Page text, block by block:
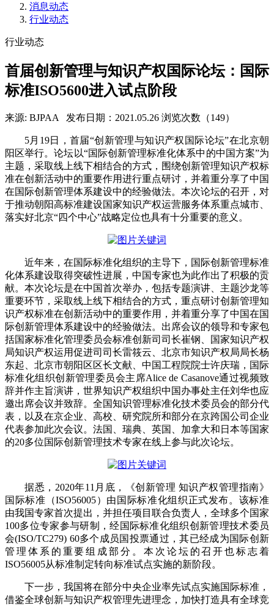
消息动态
行业动态
行业动态
首届创新管理与知识产权国际论坛：国际
标准ISO5600进入试点阶段
来源: BJPAA 发布日期：2021.05.26 浏览次数（149）
5月19日，首届“创新管理与知识产权国际论坛”在北京朝
阳区举行。论坛以“国际创新管理标准化体系中的中国方案”为
主题，采取线上线下相结合的方式，围绕创新管理知识产权标
准在创新活动中的重要作用进行重点研讨，并着重分享了中国
在国际创新管理体系建设中的经验做法。本次论坛的召开，对
于推动朝阳高标准建设国家知识产权运营服务体系重点城市、
落实好北京“四个中心”战略定位也具有十分重要的意义。
近年来，在国际标准化组织的主导下，国际创新管理标准
化体系建设取得突破性进展，中国专家也为此作出了积极的贡
献。本次论坛是在中国首次举办，包括专题演讲、主题沙龙等
重要环节，采取线上线下相结合的方式，重点研讨创新管理知
识产权标准在创新活动中的重要作用，并着重分享了中国在国
际创新管理体系建设中的经验做法。出席会议的领导和专家包
括国家标准化管理委员会标准创新司司长崔钢、国家知识产权
局知识产权运用促进司司长雷筱云、北京市知识产权局局长杨
东起、北京市朝阳区区长文献、中国工程院院士许庆瑞，国际
标准化组织创新管理委员会主席Alice de Casanove通过视频致
辞并作主旨演讲，世界知识产权组织中国办事处主任刘华也应
邀出席会议并致辞。全国知识管理标准化技术委员会的部分代
表，以及在京企业、高校、研究院所和部分在京跨国公司企业
代表参加此次会议。法国、瑞典、英国、加拿大和日本等国家
的20多位国际创新管理技术专家在线上参与此次论坛。
据悉，2020年11月底，《创新管理 知识产权管理指南》
国际标准（ISO56005）由国际标准化组织正式发布。该标准
由我国专家首次提出，并担任项目联合负责人，全球多个国家
100多位专家参与研制，经国际标准化组织创新管理技术委员
会(ISO/TC279) 60多个成员国投票通过，其已经成为国际创新
管理体系的重要组成部分。本次论坛的召开也标志着
ISO56005从标准制定转向标准试点实施的新阶段。
下一步，我国将在部分中央企业率先试点实施国际标准，
借鉴全球创新与知识产权管理先进理念，加快打造具有全球竞